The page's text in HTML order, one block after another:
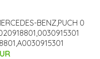
BENZ,PUCH 0